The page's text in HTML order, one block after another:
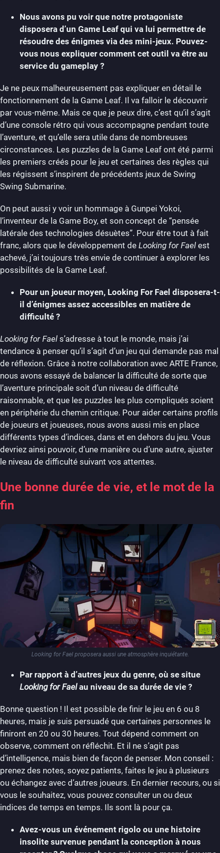
Nous avons pu voir que notre protagoniste
disposera d’un Game Leaf qui va lui permettre de
résoudre des énigmes via des mini-jeux. Pouvez-
vous nous expliquer comment cet outil va être au
service du gameplay ?
Je ne peux malheureusement pas expliquer en détail le
fonctionnement de la Game Leaf. Il va falloir le découvrir
par vous-même. Mais ce que je peux dire, c’est qu’il s’agit
d’une console rétro qui vous accompagne pendant toute
l’aventure, et qu’elle sera utile dans de nombreuses
circonstances. Les puzzles de la Game Leaf ont été parmi
les premiers créés pour le jeu et certaines des règles qui
les régissent s’inspirent de précédents jeux de Swing
Swing Submarine.
On peut aussi y voir un hommage à Gunpei Yokoi,
l’inventeur de la Game Boy, et son concept de “pensée
latérale des technologies désuètes”. Pour être tout à fait
franc, alors que le développement de Looking for Fael est
achevé, j’ai toujours très envie de continuer à explorer les
possibilités de la Game Leaf.
Pour un joueur moyen, Looking For Fael disposera-t-
il d’énigmes assez accessibles en matière de
difficulté ?
Looking for Fael s’adresse à tout le monde, mais j’ai
tendance à penser qu’il s’agit d’un jeu qui demande pas mal
de réflexion. Grâce à notre collaboration avec ARTE France,
nous avons essayé de balancer la difficulté de sorte que
l’aventure principale soit d’un niveau de difficulté
raisonnable, et que les puzzles les plus compliqués soient
en périphérie du chemin critique. Pour aider certains profils
de joueurs et joueuses, nous avons aussi mis en place
différents types d’indices, dans et en dehors du jeu. Vous
devriez ainsi pouvoir, d’une manière ou d’une autre, ajuster
le niveau de difficulté suivant vos attentes.
Une bonne durée de vie, et le mot de la
fin
Looking for Fael proposera aussi une atmosphère inquiétante.
Par rapport à d’autres jeux du genre, où se situe
Looking for Faelau niveau de sa durée de vie ?
Bonne question ! Il est possible de finir le jeu en 6 ou 8
heures, mais je suis persuadé que certaines personnes le
finiront en 20 ou 30 heures. Tout dépend comment on
observe, comment on réfléchit. Et il ne s’agit pas
d’intelligence, mais bien de façon de penser. Mon conseil :
prenez des notes, soyez patients, faites le jeu à plusieurs
ou échangez avec d’autres joueurs. En dernier recours, ou si
vous le souhaitez, vous pouvez consulter un ou deux
indices de temps en temps. Ils sont là pour ça.
Avez-vous un événement rigolo ou une histoire
insolite survenue pendant la conception à nous